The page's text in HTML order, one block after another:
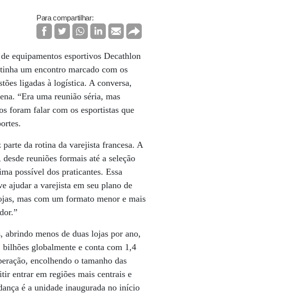
Para compartilhar:
equipamentos esportivos Decathlon
um encontro marcado com os
ligadas à logística. A conversa,
“Era uma reunião séria, mas
foram falar com os esportistas que
da rotina da varejista francesa. A
reuniões formais até a seleção
possível dos praticantes. Essa
ajudar a varejista em seu plano de
mas com um formato menor e mais
abrindo menos de duas lojas por ano,
globalmente e conta com 1,4
encolhendo o tamanho das
entrar em regiões mais centrais e
é a unidade inaugurada no início